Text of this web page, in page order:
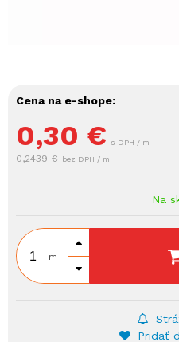
Cena na e-shope:
0,30 € s DPH / m
0,2439 € bez DPH / m
Na
m
Pridať